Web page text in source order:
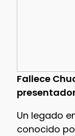
Fallece
Un legado
conocido